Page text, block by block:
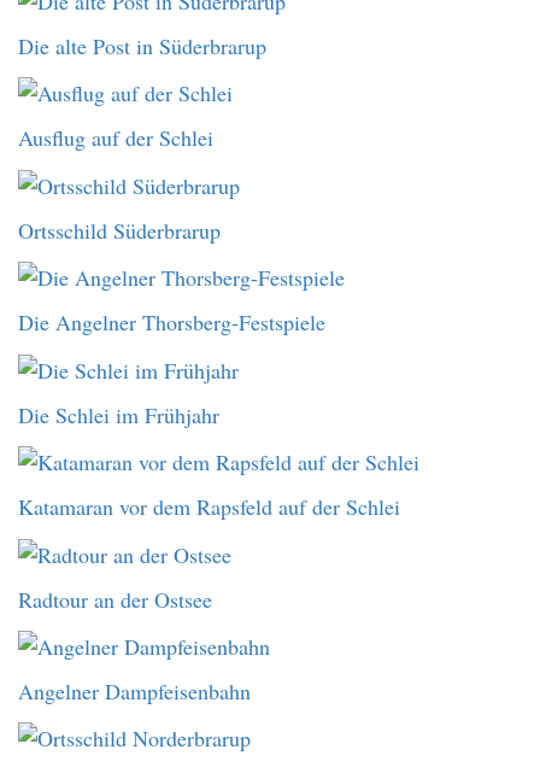
Die alte Post in Süderbrarup
Ausflug auf der Schlei
Ortsschild Süderbrarup
Die Angelner Thorsberg-Festspiele
Die Schlei im Frühjahr
Katamaran vor dem Rapsfeld auf der Schlei
Radtour an der Ostsee
Angelner Dampfeisenbahn